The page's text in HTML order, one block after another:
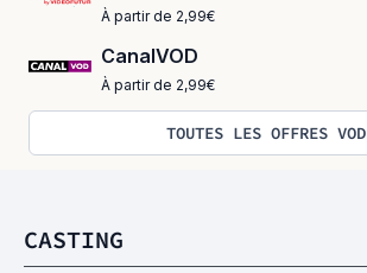
À partir de 2,99€
CanalVOD
À partir de 2,99€
TOUTES LES OFFRES VOD
CASTING